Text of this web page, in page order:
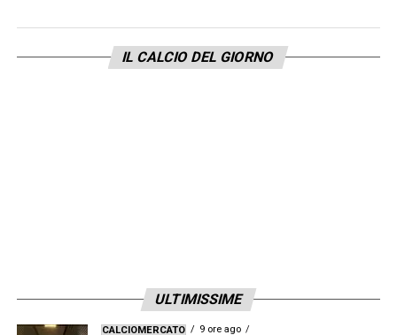
stagione europea, cercando giocatori capaci
di garantire rendimento immediato e talento
IL CALCIO DEL GIORNO
ULTIMISSIME
CALCIOMERCATO 9 ore ago